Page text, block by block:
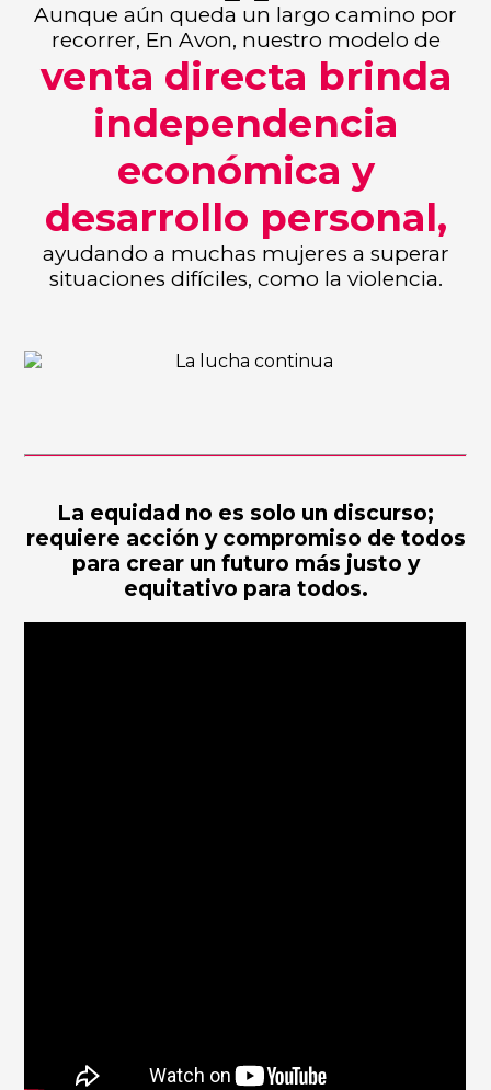
Aunque aún queda un largo camino por
recorrer, En Avon, nuestro modelo de
venta directa brinda
independencia
económica y
desarrollo personal,
ayudando a muchas mujeres a superar
situaciones difíciles, como la violencia.
La equidad no es solo un discurso;
requiere acción y compromiso de todos
para crear un futuro más justo y
equitativo para todos.